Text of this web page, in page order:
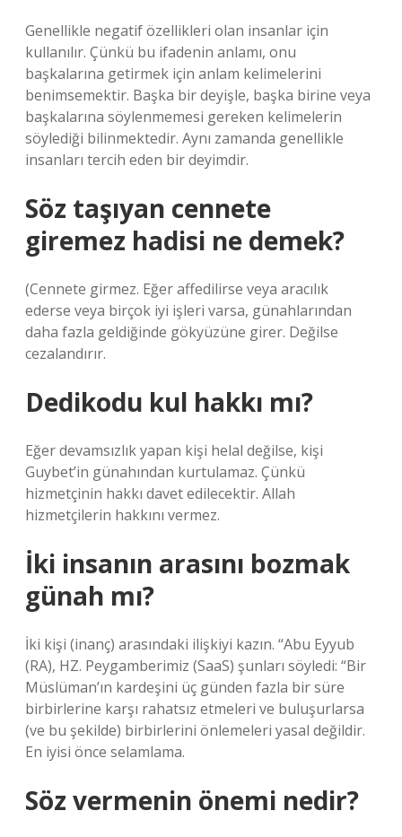
Genellikle negatif özellikleri olan insanlar için
kullanılır. Çünkü bu ifadenin anlamı, onu
başkalarına getirmek için anlam kelimelerini
benimsemektir. Başka bir deyişle, başka birine veya
başkalarına söylenmemesi gereken kelimelerin
söylediği bilinmektedir. Aynı zamanda genellikle
insanları tercih eden bir deyimdir.
Söz taşıyan cennete
giremez hadisi ne demek?
(Cennete girmez. Eğer affedilirse veya aracılık
ederse veya birçok iyi işleri varsa, günahlarından
daha fazla geldiğinde gökyüzüne girer. Değilse
cezalandırır.
Dedikodu kul hakkı mı?
Eğer devamsızlık yapan kişi helal değilse, kişi
Guybet’in günahından kurtulamaz. Çünkü
hizmetçinin hakkı davet edilecektir. Allah
hizmetçilerin hakkını vermez.
İki insanın arasını bozmak
günah mı?
İki kişi (inanç) arasındaki ilişkiyi kazın. “Abu Eyyub
(RA), HZ. Peygamberimiz (SaaS) şunları söyledi: “Bir
Müslüman’ın kardeşini üç günden fazla bir süre
birbirlerine karşı rahatsız etmeleri ve buluşurlarsa
(ve bu şekilde) birbirlerini önlemeleri yasal değildir.
En iyisi önce selamlama.
Söz vermenin önemi nedir?